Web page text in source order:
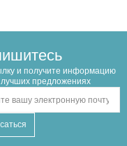
и получите информацию
предложениях